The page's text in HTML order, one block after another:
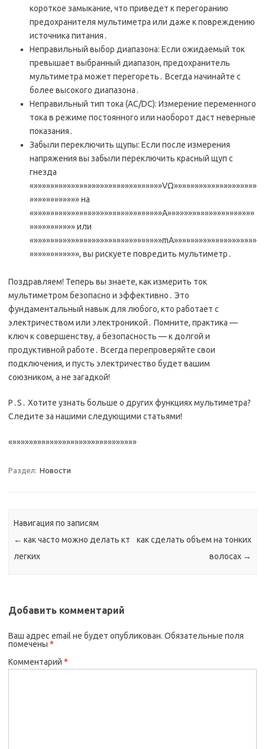
короткое замыкание, что приведет к перегоранию
предохранителя мультиметра или даже к повреждению
источника питания․
Неправильный выбор диапазона: Если ожидаемый ток
превышает выбранный диапазон, предохранитель
мультиметра может перегореть․ Всегда начинайте с
более высокого диапазона․
Неправильный тип тока (AC/DC): Измерение переменного
тока в режиме постоянного или наоборот даст неверные
показания․
Забыли переключить щупы: Если после измерения
напряжения вы забыли переключить красный щуп с
гнезда
«»»»»»»»»»»»»»»»»»»»»»»»»»»»»»»»VΩ»»»»»»»»»»»»»»»»»»»»
»»»»»»»»»»»» на
«»»»»»»»»»»»»»»»»»»»»»»»»»»»»»»»A»»»»»»»»»»»»»»»»»»»»»
»»»»»»»»»»» или
«»»»»»»»»»»»»»»»»»»»»»»»»»»»»»»»mA»»»»»»»»»»»»»»»»»»»»
»»»»»»»»»»»», вы рискуете повредить мультиметр․
Поздравляем! Теперь вы знаете, как измерить ток
мультиметром безопасно и эффективно․ Это
фундаментальный навык для любого, кто работает с
электричеством или электроникой․ Помните, практика —
ключ к совершенству, а безопасность — к долгой и
продуктивной работе․ Всегда перепроверяйте свои
подключения, и пусть электричество будет вашим
союзником, а не загадкой!
P․S․ Хотите узнать больше о других функциях мультиметра?
Следите за нашими следующими статьями!
«»»»»»»»»»»»»»»»»»»»»»»»»»»»»»»
Раздел: Новости
Навигация по записям
← как часто можно делать кт
легких
как сделать объем на тонких
волосах →
Добавить комментарий
Ваш адрес email не будет опубликован. Обязательные поля
помечены *
Комментарий *